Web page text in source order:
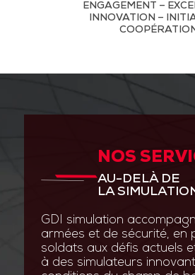
ENGAGEMENT –
INNOVATION –
NOS
AU-DELÀ DE
LA
GDI simulation
armées et de sécurité, en
soldats aux défis actuels
à des simulateurs